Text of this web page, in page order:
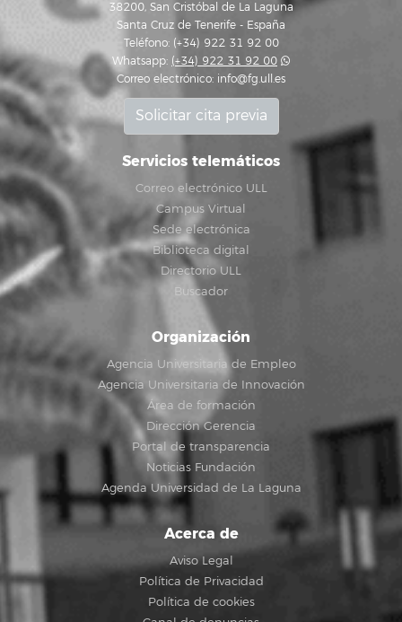
38200, San Cristóbal de La Laguna
Santa Cruz de Tenerife - España
Teléfono: (+34) 922 31 92 00
Whatsapp: (+34) 922 31 92 00
Correo electrónico: info@fg.ull.es
Solicitar cita previa
Servicios telemáticos
Correo electrónico ULL
Campus Virtual
Sede electrónica
Biblioteca digital
Directorio ULL
Buscador
Organización
Agencia Universitaria de Empleo
Agencia Universitaria de Innovación
Área de formación
Dirección Gerencia
Portal de transparencia
Noticias Fundación
Agenda Universidad de La Laguna
Acerca de
Aviso Legal
Política de Privacidad
Política de cookies